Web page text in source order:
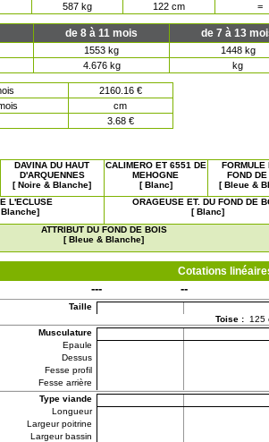
587 kg 122 cm =
de 8 à 11 mois de 7 à 13
1553 kg
1448 kg
4.676 kg kg
2160.16 €
cm
3.68 €
DAVINA DU HAUT
D'ARQUENNES
[ Noire & Blanche]
CALIMERO ET 6551 DE
MEHOGNE
[ Blanc]
FORMULE
FOND
[ Bleue &
L'ECLUSE
ORAGEUSE ET. DU FOND DE
[ Blanc]
ATTRIBUT DU FOND DE BOIS
[ Bleue & Blanche]
Cotations
--- --
Taille
Toise : 125
Musculature
Epaule
Dessus
Fesse profil
Fesse arrière
Type viande
Longueur
Largeur poitrine
Largeur bassin